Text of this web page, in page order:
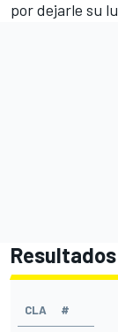
por dejarle su
CLA #